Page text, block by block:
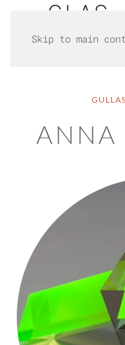
Skip to main
ANNA